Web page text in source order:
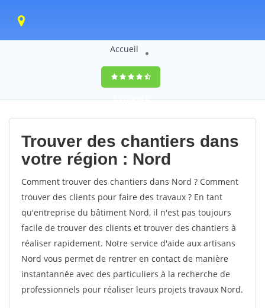
Accueil
9,5(100%)0
votes
Trouver des chantiers dans
votre région : Nord
Comment trouver des chantiers dans Nord ? Comment
trouver des clients pour faire des travaux ? En tant
qu'entreprise du bâtiment Nord, il n'est pas toujours
facile de trouver des clients et trouver des chantiers à
réaliser rapidement. Notre service d'aide aux artisans
Nord vous permet de rentrer en contact de manière
instantannée avec des particuliers à la recherche de
professionnels pour réaliser leurs projets travaux Nord.